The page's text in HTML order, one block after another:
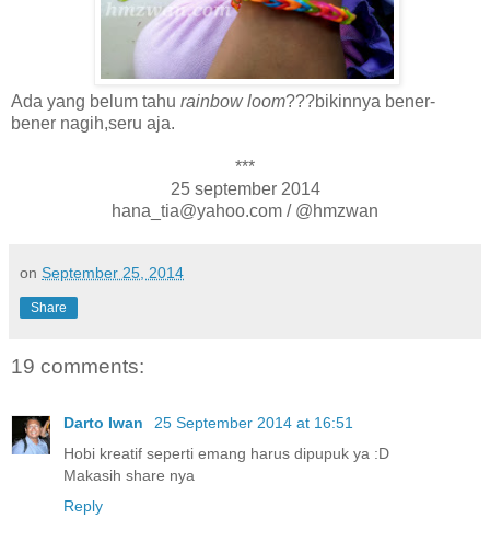
Ada yang belum tahu rainbow loom???bikinnya bener-
bener nagih,seru aja.
***
25 september 2014
hana_tia@yahoo.com / @hmzwan
on September 25, 2014
Share
19 comments:
Darto Iwan
25 September 2014 at 16:51
Hobi kreatif seperti emang harus dipupuk ya :D
Makasih share nya
Reply